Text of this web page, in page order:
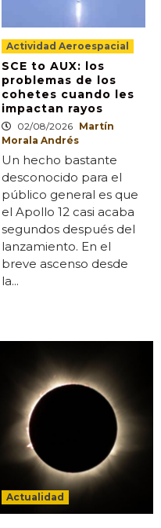
Actividad Aeroespacial
SCE to AUX: los
problemas de los
cohetes cuando les
impactan rayos
02/08/2026 Martín
Morala Andrés
Un hecho bastante
desconocido para el
público general es que
el Apollo 12 casi acaba
segundos después del
lanzamiento. En el
breve ascenso desde
la...
Actualidad